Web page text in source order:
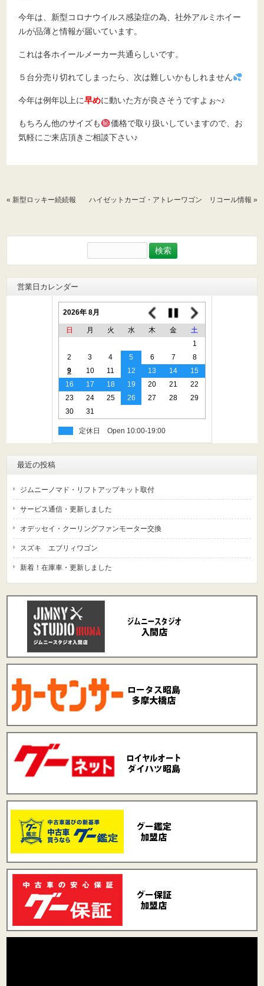
今年は、新型コロナウイルス感染症の為、社外アルミホイー
ルが品薄と情報が届いています。
これは各ホイールメーカー共通らしいです。
５台分売り切れてしまったら、次は難しいかもしれません
今年は例年以上に早めに動いた方が良さそうですよぉ~♪
もちろん他のサイズも
価格で取り扱いしていますので、お
気軽にご来店頂きご相談下さい♪
« 新型ロッキー続続報 ハイゼットカーゴ・アトレーワゴン リコール情報 »
索:
営業日カレンダー
2026年 8月
日 月 火 水 木 金
土
1
2
3 4 5 6 7
8
9
10 11 12 13 14
15
16
17 18 19 20 21
22
23
24 25 26 27 28
29
30
31
定休日
最近の投稿
ジムニーノマド・リフトアップキット取付
サービス通信・更新しました
オデッセイ・クーリングファンモーター交換
スズキ エブリィワゴン
新着！在庫車・更新しました